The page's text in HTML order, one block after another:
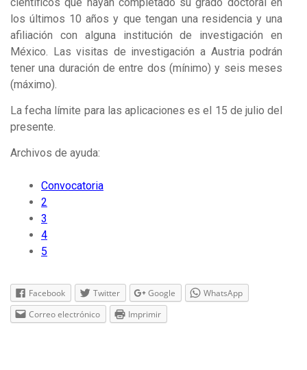
los últimos 10 años y que tengan una residencia y una
afiliación con alguna institución de investigación en
México. Las visitas de investigación a Austria podrán
tener una duración de entre dos (mínimo) y seis meses
(máximo).
La fecha límite para las aplicaciones es el 15 de julio del
presente.
Archivos de ayuda:
Convocatoria
2
3
4
5
Facebook Twitter Google
WhatsApp
Correo electrónico
Imprimir